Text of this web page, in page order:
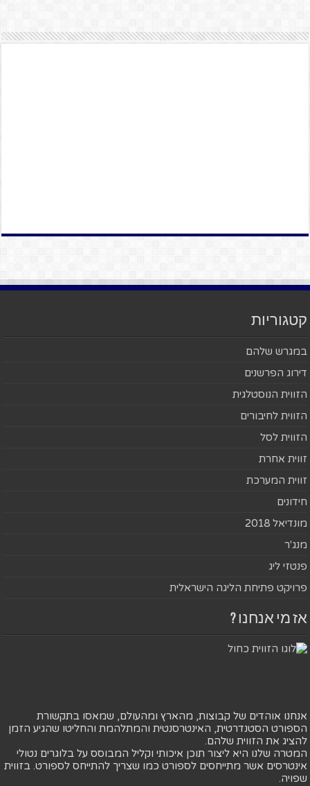
קטגוריות
במגרש שלהם
דירוג הפרשנים
הזווית הנוסטלגית
הזווית לחיבורים
הזווית לסל
זווית אחרת
זווית המערכת
חידונים
מונדיאל 2018
מנג'ר
פנטזי ליג
פרויקט פתיחת הליגה הישראלית
אז מי אנחנו ?
אנחנו אוהדים של קבוצות, מהארץ ומהעולם, שמאסו בתקשורת
הספורט הסטנדרטית, האינטרסנטית והמתלהמת והחליטו שהגיע הזמן
להציג את הזווית שלהם.
המטרה שלנו היא ליצור תוכן איכותי וקליל המבוסס על בלוגרים נטולי
אינטרסים אשר מתייחסים לספורט כמו שצריך להתייחס לספורט. בזווית
שפויה.